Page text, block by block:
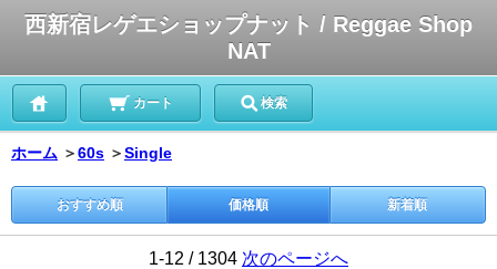
西新宿レゲエショップナット / Reggae Shop
NAT
カート 検索
ホーム ＞60s ＞Single
おすすめ順 価格順 新着順
1-12 / 1304 次のページへ